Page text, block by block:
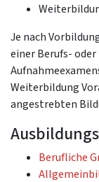
Je nach
einer Berufs-
Weiterbildung
angestrebten
Berufliche